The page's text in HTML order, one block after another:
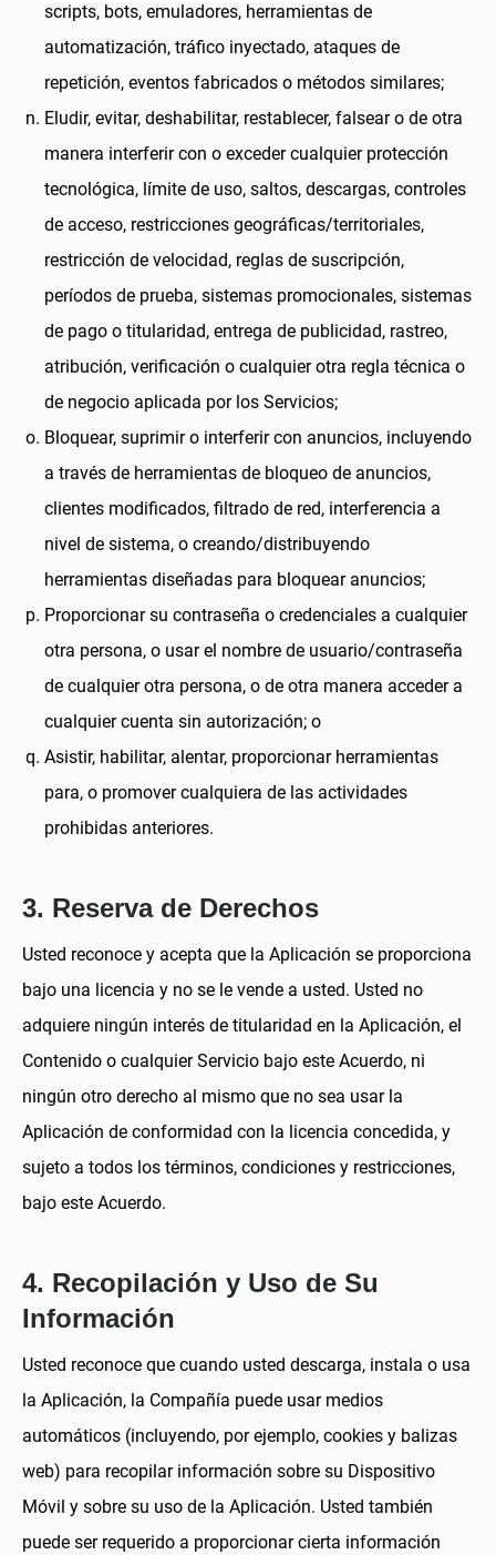
scripts, bots, emuladores, herramientas de
automatización, tráfico inyectado, ataques de
repetición, eventos fabricados o métodos similares;
Eludir, evitar, deshabilitar, restablecer, falsear o de otra
manera interferir con o exceder cualquier protección
tecnológica, límite de uso, saltos, descargas, controles
de acceso, restricciones geográficas/territoriales,
restricción de velocidad, reglas de suscripción,
períodos de prueba, sistemas promocionales, sistemas
de pago o titularidad, entrega de publicidad, rastreo,
atribución, verificación o cualquier otra regla técnica o
de negocio aplicada por los Servicios;
Bloquear, suprimir o interferir con anuncios, incluyendo
a través de herramientas de bloqueo de anuncios,
clientes modificados, filtrado de red, interferencia a
nivel de sistema, o creando/distribuyendo
herramientas diseñadas para bloquear anuncios;
Proporcionar su contraseña o credenciales a cualquier
otra persona, o usar el nombre de usuario/contraseña
de cualquier otra persona, o de otra manera acceder a
cualquier cuenta sin autorización; o
Asistir, habilitar, alentar, proporcionar herramientas
para, o promover cualquiera de las actividades
prohibidas anteriores.
3. Reserva de Derechos
Usted reconoce y acepta que la Aplicación se proporciona
bajo una licencia y no se le vende a usted. Usted no
adquiere ningún interés de titularidad en la Aplicación, el
Contenido o cualquier Servicio bajo este Acuerdo, ni
ningún otro derecho al mismo que no sea usar la
Aplicación de conformidad con la licencia concedida, y
sujeto a todos los términos, condiciones y restricciones,
bajo este Acuerdo.
4. Recopilación y Uso de Su
Información
Usted reconoce que cuando usted descarga, instala o usa
la Aplicación, la Compañía puede usar medios
automáticos (incluyendo, por ejemplo, cookies y balizas
web) para recopilar información sobre su Dispositivo
Móvil y sobre su uso de la Aplicación. Usted también
puede ser requerido a proporcionar cierta información